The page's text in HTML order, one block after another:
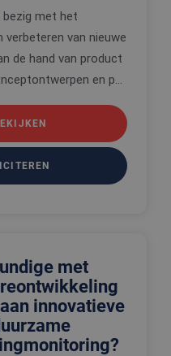
bezig met het
van nieuwe
de hand van product
en p...
met
innovatieve